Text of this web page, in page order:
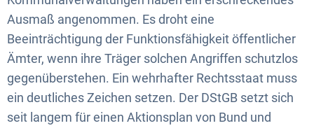
Ausmaß angenommen. Es droht eine
Beeinträchtigung der Funktionsfähigkeit öffentlicher
Ämter, wenn ihre Träger solchen Angriffen schutzlos
gegenüberstehen. Ein wehrhafter Rechtsstaat muss
ein deutliches Zeichen setzen. Der DStGB setzt sich
seit langem für einen Aktionsplan von Bund und